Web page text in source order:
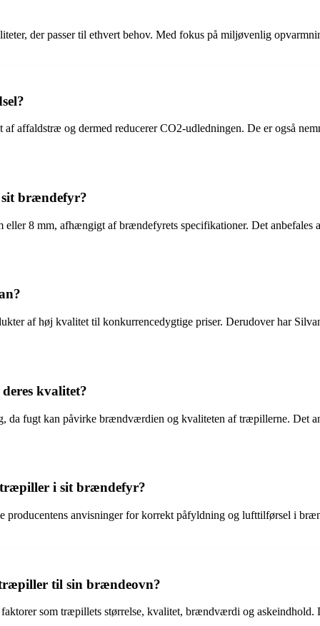
der passer til ethvert behov. Med fokus på miljøvenlig
affaldstræ og dermed reducerer CO2-udledningen. De er også
brændefyr?
8 mm, afhængigt af brændefyrets specifikationer. Det anbefales
af høj kvalitet til konkurrencedygtige priser. Derudover har
kvalitet?
fugt kan påvirke brændværdien og kvaliteten af træpillerne. Det
i sit brændefyr?
anvisninger for korrekt påfyldning og lufttilførsel i
til sin brændeovn?
som træpillets størrelse, kvalitet, brændværdi og